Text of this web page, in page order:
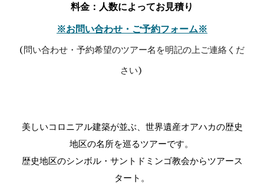
料金：人数によってお見積り
※お問い合わせ・ご予約フォーム※
(問い合わせ・予約希望のツアー名を明記の上ご連絡くだ
さい)
美しいコロニアル建築が並ぶ、世界遺産オアハカの歴史
地区の名所を巡るツアーです。
歴史地区のシンボル・サントドミンゴ教会からツアース
タート。